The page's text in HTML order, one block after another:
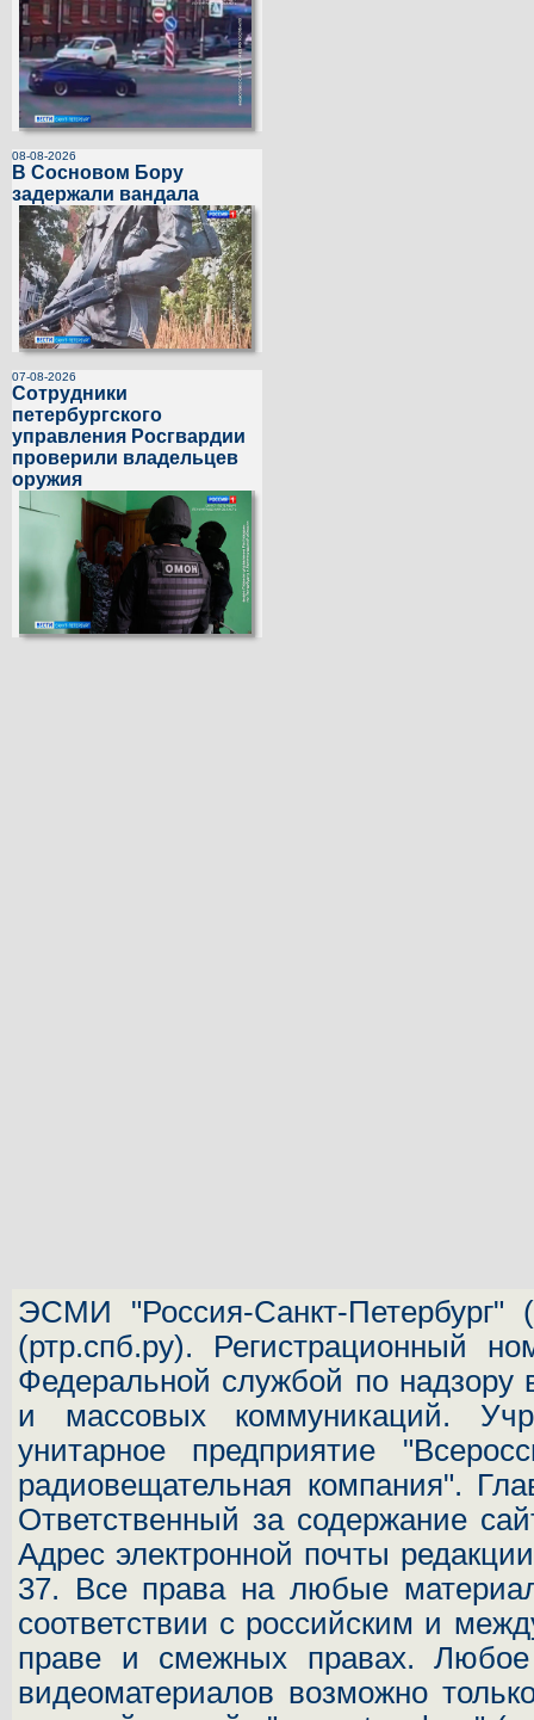
08-08-2026
В Сосновом Бору
задержали вандала
07-08-2026
Сотрудники
петербургского
управления Росгвардии
проверили владельцев
оружия
ЭСМИ "Россия-Санкт-Петербург" (
(ртр.спб.ру). Регистрационный
Федеральной службой по
и массовых коммуникаций.
унитарное предприятие
радиовещательная компания".
Ответственный за содержание
Адрес электронной почты
37. Все права на любые
соответствии с российским и
праве и смежных правах. Любое
видеоматериалов возможно